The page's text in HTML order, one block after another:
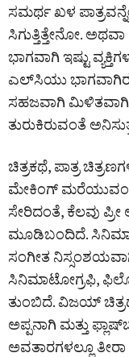
ಸಮರ್ಥ ಖಳ
ಸಿಗುತ್ತಿತ್ತೇನೋ.
ಭಾಗವಾಗಿ ಇಷ್ಟು
ಎಲ್‌ಸಿಯು
ಸಹಜವಾಗಿ
ತುರುಕಿರುವಂತೆ
ಚಿತ್ರಕಥೆ, ಪಾತ್ರ
ಮೇಕಿಂಗ್ ಮರೆಯುವಂತೆ
ಸೇರಿದಂತೆ, ಕೆಲವು ಪ್ರೀ
ಮೂಡಿಬಂದಿದೆ. ಸಿನಿಮಾ
ಸಂಗೀತ
ಸಿನಿಮಾಟೋಗ್ರಫಿ,
ತುಂಬಿದೆ. ವಿಜಯ್
ಅಪ್ಪನಾಗಿ ಮತ್ತು
ಅವತಾರಗಳಲ್ಲೂ